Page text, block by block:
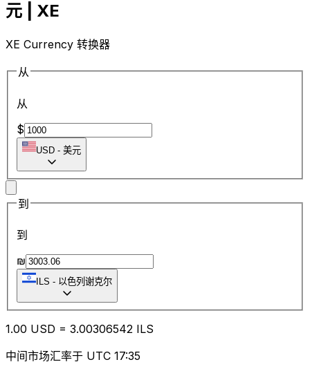
元 | XE
XE Currency 转换器
从
从
$
USD - 美元
到
到
₪
ILS - 以色列谢克尔
1.00 USD = 3.00306542 ILS
中间市场汇率于 UTC 17:35